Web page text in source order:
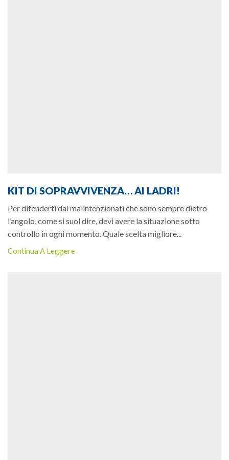
KIT DI SOPRAVVIVENZA… AI LADRI!
Per difenderti dai malintenzionati che sono sempre dietro
l’angolo, come si suol dire, devi avere la situazione sotto
controllo in ogni momento. Quale scelta migliore...
Continua A Leggere